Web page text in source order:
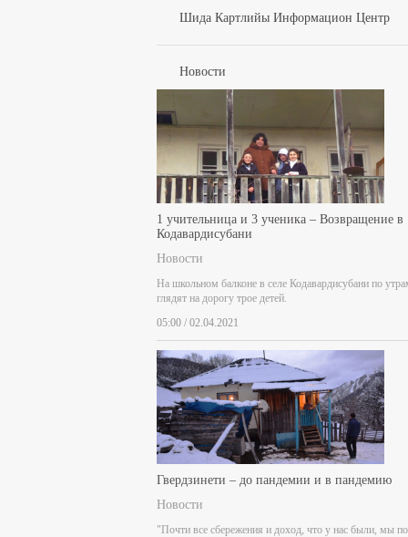
Шида Картлийы Информацион Центр
Новости
1 учительница и 3 ученика – Возвращение в
Кодавардисубани
Новости
На школьном балконе в селе Кодавардисубани по
глядят на дорогу трое детей.
05:00 / 02.04.2021
Гвердзинети – до пандемии и в пандемию
Новости
"Почти все сбережения и доход, что у нас были, мы